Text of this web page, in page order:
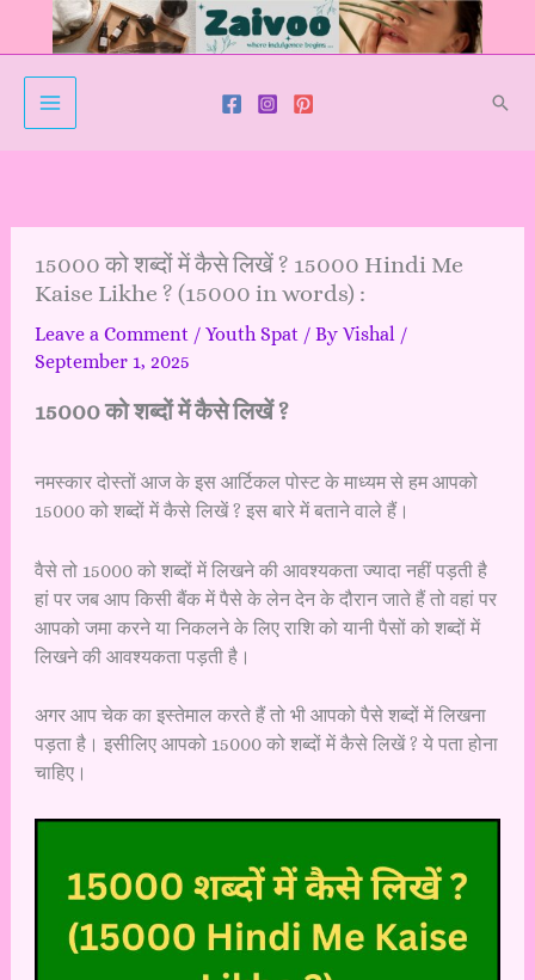
15000 को शब्दों में कैसे लिखें ? 15000 Hindi Me
Kaise Likhe ? (15000 in words) :
Leave a Comment / Youth Spat/ By Vishal /
September 1, 2025
15000 को शब्दों में कैसे लिखें ?
नमस्कार दोस्तों आज के इस आर्टिकल पोस्ट के माध्यम से हम आपको
15000 को शब्दों में कैसे लिखें ? इस बारे में बताने वाले हैं।
वैसे तो 15000 को शब्दों में लिखने की आवश्यकता ज्यादा नहीं पड़ती है
हां पर जब आप किसी बैंक में पैसे के लेन देन के दौरान जाते हैं तो वहां पर
आपको जमा करने या निकलने के लिए राशि को यानी पैसों को शब्दों में
लिखने की आवश्यकता पड़ती है।
अगर आप चेक का इस्तेमाल करते हैं तो भी आपको पैसे शब्दों में लिखना
पड़ता है। इसीलिए आपको 15000 को शब्दों में कैसे लिखें ? ये पता होना
चाहिए।